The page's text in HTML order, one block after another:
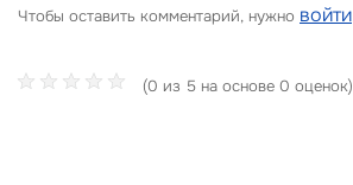
Чтобы оставить комментарий, нужно войти
(0 из 5 на основе 0 оценок)